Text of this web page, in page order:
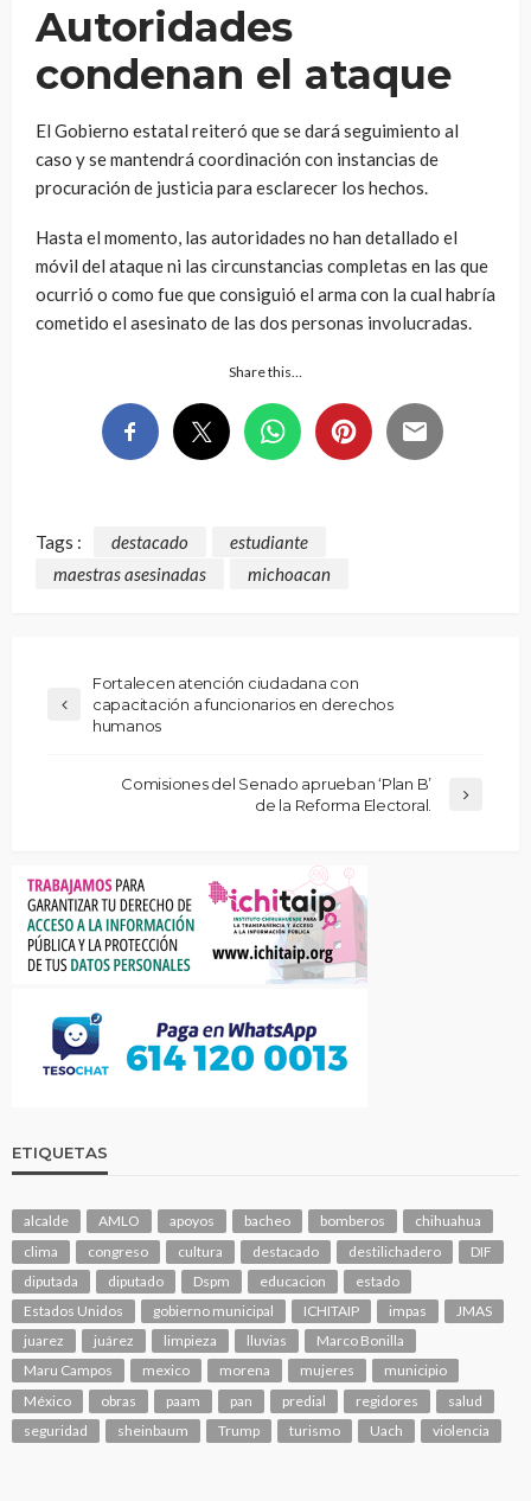
Autoridades
condenan el ataque
El Gobierno estatal reiteró que se dará seguimiento al
caso y se mantendrá coordinación con instancias de
procuración de justicia para esclarecer los hechos.
Hasta el momento, las autoridades no han detallado el
móvil del ataque ni las circunstancias completas en las que
ocurrió o como fue que consiguió el arma con la cual habría
cometido el asesinato de las dos personas involucradas.
Share this…
Tags : destacado
estudiante
maestras asesinadas
michoacan
Fortalecen atención ciudadana con
capacitación a funcionarios en derechos
humanos
Comisiones del Senado aprueban ‘Plan B’
de la Reforma Electoral.
ETIQUETAS
alcalde AMLO apoyos bacheo bomberos
chihuahua
clima
congreso cultura destacado destilichadero
DIF
diputada
diputado Dspm educacion
estado
Estados Unidos
gobierno municipal ICHITAIP impas
JMAS
juarez
juárez limpieza lluvias
Marco Bonilla
Maru Campos
mexico morena mujeres
municipio
México
obras paam pan predial regidores
salud
seguridad
sheinbaum Trump turismo Uach violencia